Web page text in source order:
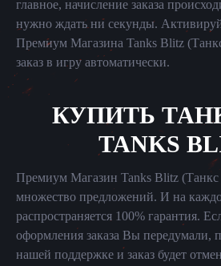
главное, начисление заказа
нужно ждать ни секунды.
Премиум Магазина Tanks Blitz
заказ в игру автоматически.
КУПИТЬ
TANKS
Премиум Магазин Tanks Blitz
множество предложений. И на
распространяется 100% гарантия.
оформления заказа Вы передумали,
нашей поддержке и заказ будет